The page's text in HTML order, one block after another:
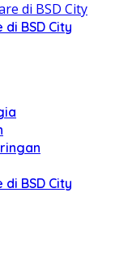
BSD City
BSD City